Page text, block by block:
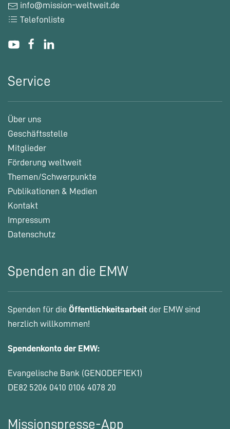
info@mission-weltweit.de
Telefonliste
Service
Über uns
Geschäftsstelle
Mitglieder
Förderung weltweit
Themen/Schwerpunkte
Publikationen & Medien
Kontakt
Impressum
Datenschutz
Spenden an die EMW
Spenden für die Öffentlichkeitsarbeit der EMW sind
herzlich willkommen!
Spendenkonto der EMW:
Evangelische Bank (GENODEF1EK1)
DE82 5206 0410 0106 4078 20
Missionspresse-App